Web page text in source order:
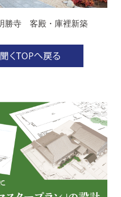
勝寺 客殿・庫裡新築